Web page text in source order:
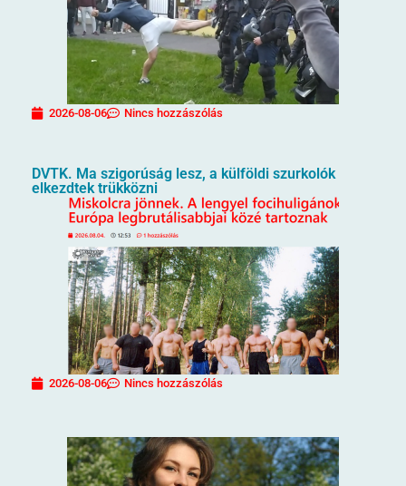
2026-08-06 Nincs hozzászólás
DVTK. Ma szigorúság lesz, a külföldi szurkolók
elkezdtek trükközni
2026-08-06 Nincs hozzászólás